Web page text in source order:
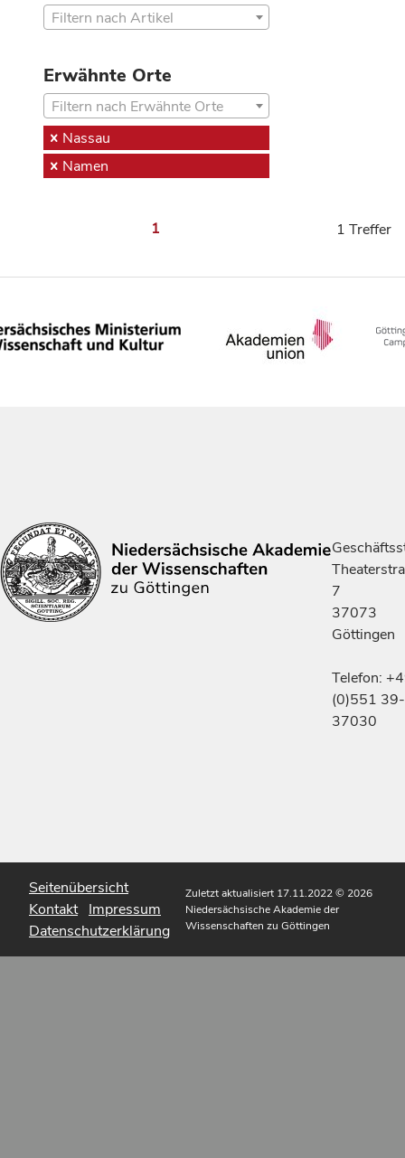
Filtern nach Artikel
Erwähnte Orte
Filtern nach Erwähnte Orte
Nassau
Namen
1 1 Treffer
7
37073
Göttingen
Telefon:
(0)551 39-
37030
Seitenübersicht
Kontakt Impressum
Datenschutzerklärung
Zuletzt aktualisiert 17.11.2022© 2026
Niedersächsische Akademie der
Wissenschaften zu Göttingen